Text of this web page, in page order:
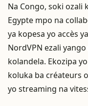
Na Congo, soki ozali
Egypte mpo na
ya kopesa yo accès
NordVPN ezali
kolandela. Ekozipa
koluka ba créateurs
yo streaming na